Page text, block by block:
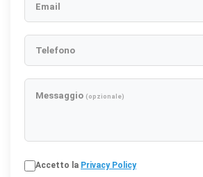
Email
Telefono
Messaggio (opzionale)
Accetto la Privacy Policy